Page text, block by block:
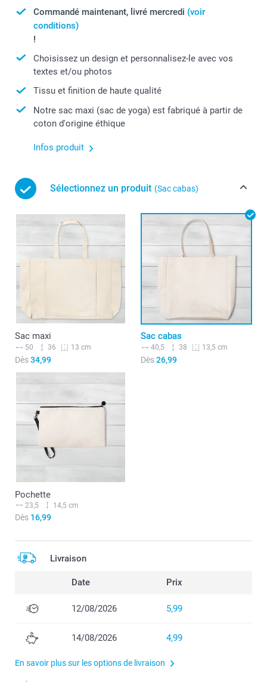
Commandé maintenant, livré mercredi (voir
conditions)
!
Choisissez un design et personnalisez-le avec vos
textes et/ou photos
Tissu et finition de haute qualité
Notre sac maxi (sac de yoga) est fabriqué à partir de
coton d'origine éthique
Infos produit
Sélectionnez un produit (Sac cabas)
Sac maxi
50 36 13 cm
Dès34,99
Sac cabas
40,5 38 13,5 cm
Dès26,99
Pochette
23,5 14,5 cm
Dès 16,99
Livraison
Date Prix
12/08/2026 5,99
14/08/2026 4,99
En savoir plus sur les options de livraison